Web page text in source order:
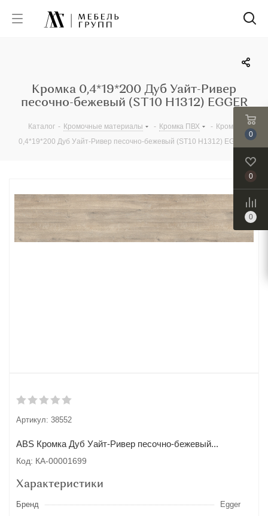
Кромка 0,4*19*200 Дуб Уайт-Ривер
песочно-бежевый (ST10 H1312) EGGER
Каталог - Кромочные материалы - Кромка ПВХ - Кромка
0,4*19*200 Дуб Уайт-Ривер песочно-бежевый (ST10 H1312) EGGER
Артикул: 38552
ABS Кромка Дуб Уайт-Ривер песочно-бежевый...
Код: КА-00001699
Характеристики
Бренд
Egger
0
0
0